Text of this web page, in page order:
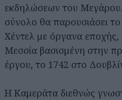
εκδηλώσεων του
σύνολο θα παρουσιάσει
Χέντελ με όργανα εποχής,
Μεσσία βασισμένη στην
έργου, το 1742 στο
Η Καμεράτα διεθνώς